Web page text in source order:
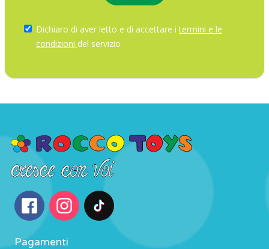
Dichiaro di aver letto e di accettare itermini e le
condizioni del servizio
Pagamenti